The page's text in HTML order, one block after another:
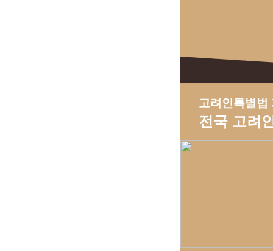
고려인특별법
전국 고려